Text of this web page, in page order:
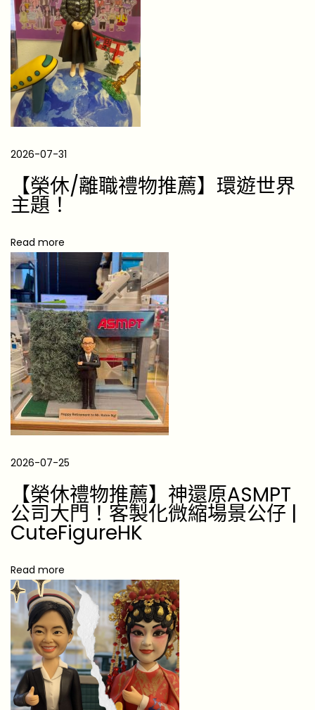
6
年
最
受
歡
迎
的
物
單
2
0
2
6
風
水
禁
忌
與
局
議
，
趨
避
凶
的
必
備
指
南
2026-07-31
【榮休/離職禮物推薦】環遊世界
主題！
Read more
2026-07-25
【榮休禮物推薦】神還原ASMPT
公司大門！客製化微縮場景公仔 |
CuteFigureHK
Read more